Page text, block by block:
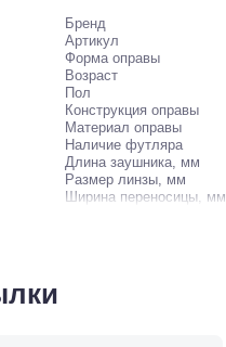
Бренд
Артикул
Форма оправы
Возраст
Пол
Конструкция оправы
Материал оправы
Наличие футляра
Длина заушника, мм
Размер линзы, мм
Ширина переносицы, мм